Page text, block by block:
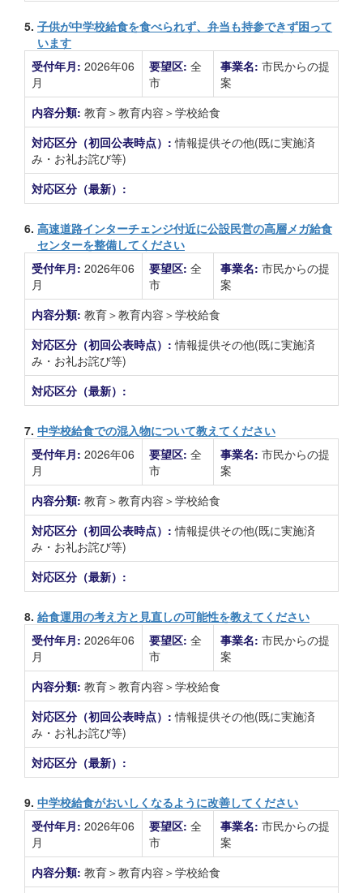
5. 子供が中学校給食を食べられず、弁当も持参できず困って
います
受付年月: 2026年06
月
要望区: 全
市
事業名: 市民からの提
案
内容分類: 教育＞教育内容＞学校給食
対応区分（初回公表時点）:情報提供その他(既に実施済
み・お礼お詫び等)
対応区分（最新）:
6. 高速道路インターチェンジ付近に公設民営の高層メガ給食
センターを整備してください
受付年月: 2026年06
月
要望区: 全
市
事業名: 市民からの提
案
内容分類: 教育＞教育内容＞学校給食
対応区分（初回公表時点）:情報提供その他(既に実施済
み・お礼お詫び等)
対応区分（最新）:
7. 中学校給食での混入物について教えてください
受付年月: 2026年06
月
要望区: 全
市
事業名: 市民からの提
案
内容分類: 教育＞教育内容＞学校給食
対応区分（初回公表時点）:情報提供その他(既に実施済
み・お礼お詫び等)
対応区分（最新）:
8. 給食運用の考え方と見直しの可能性を教えてください
受付年月: 2026年06
月
要望区: 全
市
事業名: 市民からの提
案
内容分類: 教育＞教育内容＞学校給食
対応区分（初回公表時点）:情報提供その他(既に実施済
み・お礼お詫び等)
対応区分（最新）:
9. 中学校給食がおいしくなるように改善してください
受付年月: 2026年06
月
要望区: 全
市
事業名: 市民からの提
案
内容分類: 教育＞教育内容＞学校給食